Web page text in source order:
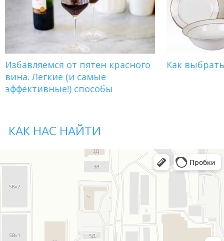
Избавляемся от пятен красного
вина. Легкие (и самые
эффективные!) способы
Как
КАК НАС НАЙТИ